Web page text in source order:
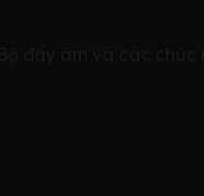
đẩy âm và các chức